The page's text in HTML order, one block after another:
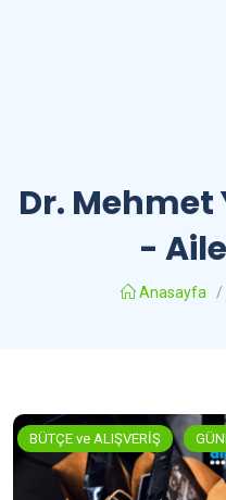
Dr.
-
Anasayfa /
BÜTÇE ve ALIŞVERİŞ